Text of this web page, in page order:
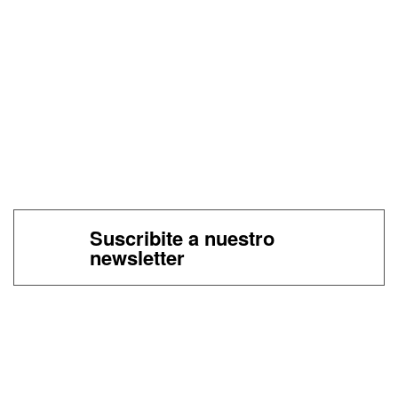
Suscribite a nuestro
newsletter